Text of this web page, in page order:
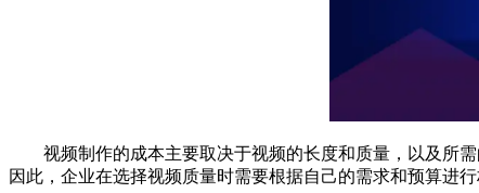
视频制作的成本主要取决于视频的长度和质量，以及所需
因此，企业在选择视频质量时需要根据自己的需求和预算进行